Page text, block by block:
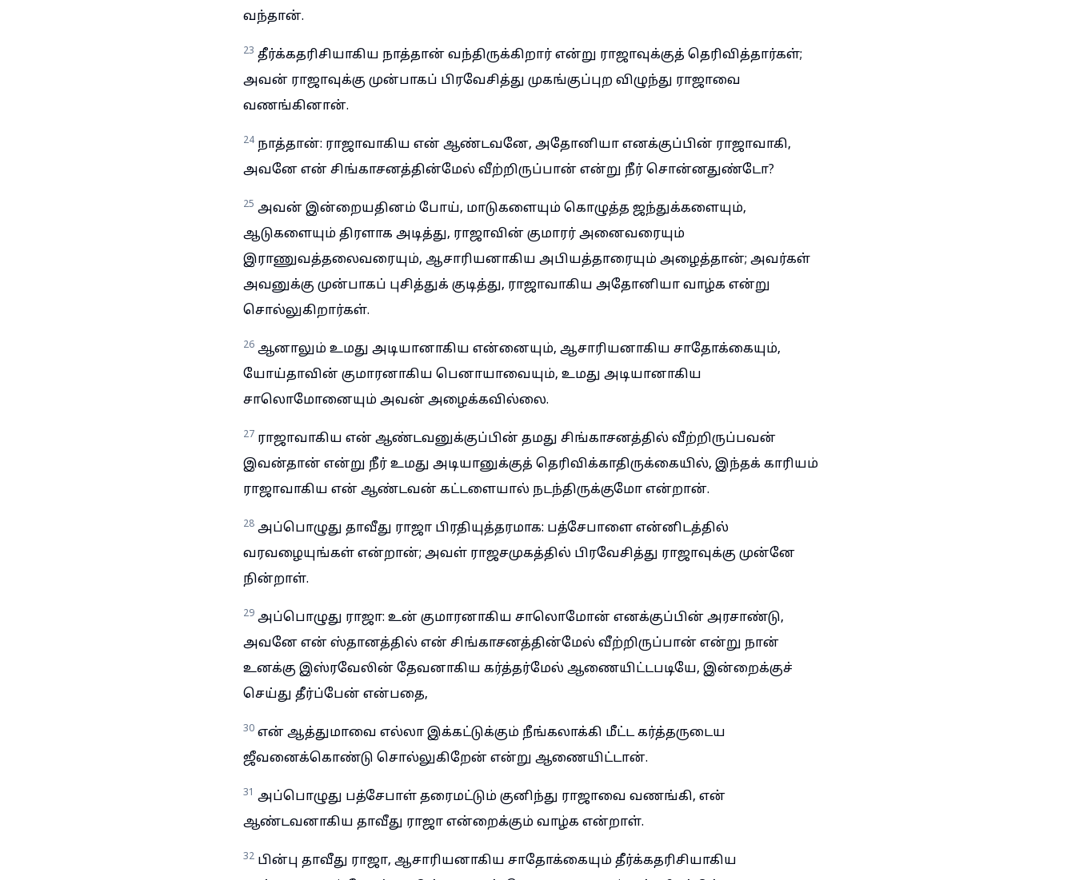
வந்தான்.
23 தீர்க்கதரிசியாகிய நாத்தான் வந்திருக்கிறார் என்று ராஜாவுக்குத் தெரிவித்தார்கள்;
அவன் ராஜாவுக்கு முன்பாகப் பிரவேசித்து முகங்குப்புற விழுந்து ராஜாவை
வணங்கினான்.
24 நாத்தான்: ராஜாவாகிய என் ஆண்டவனே, அதோனியா எனக்குப்பின் ராஜாவாகி,
அவனே என் சிங்காசனத்தின்மேல் வீற்றிருப்பான் என்று நீர் சொன்னதுண்டோ?
25 அவன் இன்றையதினம் போய், மாடுகளையும் கொழுத்த ஜந்துக்களையும்,
ஆடுகளையும் திரளாக அடித்து, ராஜாவின் குமாரர் அனைவரையும்
இராணுவத்தலைவரையும், ஆசாரியனாகிய அபியத்தாரையும் அழைத்தான்; அவர்கள்
அவனுக்கு முன்பாகப் புசித்துக் குடித்து, ராஜாவாகிய அதோனியா வாழ்க என்று
சொல்லுகிறார்கள்.
26 ஆனாலும் உமது அடியானாகிய என்னையும், ஆசாரியனாகிய சாதோக்கையும்,
யோய்தாவின் குமாரனாகிய பெனாயாவையும், உமது அடியானாகிய
சாலொமோனையும் அவன் அழைக்கவில்லை.
27 ராஜாவாகிய என் ஆண்டவனுக்குப்பின் தமது சிங்காசனத்தில் வீற்றிருப்பவன்
இவன்தான் என்று நீர் உமது அடியானுக்குத் தெரிவிக்காதிருக்கையில், இந்தக் காரியம்
ராஜாவாகிய என் ஆண்டவன் கட்டளையால் நடந்திருக்குமோ என்றான்.
28 அப்பொழுது தாவீது ராஜா பிரதியுத்தரமாக: பத்சேபாளை என்னிடத்தில்
வரவழையுங்கள் என்றான்; அவள் ராஜசமுகத்தில் பிரவேசித்து ராஜாவுக்கு முன்னே
நின்றாள்.
29 அப்பொழுது ராஜா: உன் குமாரனாகிய சாலொமோன் எனக்குப்பின் அரசாண்டு,
அவனே என் ஸ்தானத்தில் என் சிங்காசனத்தின்மேல் வீற்றிருப்பான் என்று நான்
உனக்கு இஸ்ரவேலின் தேவனாகிய கர்த்தர்மேல் ஆணையிட்டபடியே, இன்றைக்குச்
செய்து தீர்ப்பேன் என்பதை,
30 என் ஆத்துமாவை எல்லா இக்கட்டுக்கும் நீங்கலாக்கி மீட்ட கர்த்தருடைய
ஜீவனைக்கொண்டு சொல்லுகிறேன் என்று ஆணையிட்டான்.
31 அப்பொழுது பத்சேபாள் தரைமட்டும் குனிந்து ராஜாவை வணங்கி, என்
ஆண்டவனாகிய தாவீது ராஜா என்றைக்கும் வாழ்க என்றாள்.
32 பின்பு தாவீது ராஜா, ஆசாரியனாகிய சாதோக்கையும் தீர்க்கதரிசியாகிய